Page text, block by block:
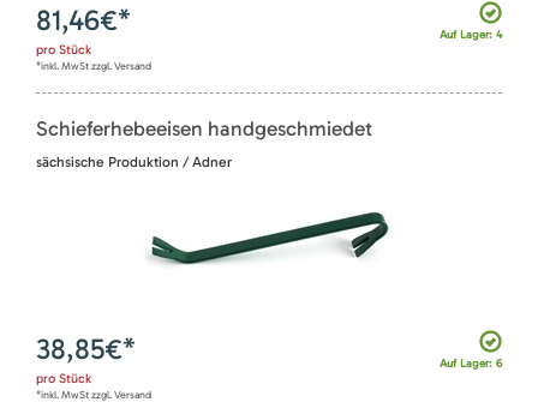
Auf Lager: 4
81,46€*
pro Stück
*inkl. MwSt zzgl. Versand
Schieferhebeeisen handgeschmiedet
sächsische Produktion / Adner
Auf Lager: 6
38,85€*
pro Stück
*inkl. MwSt zzgl. Versand